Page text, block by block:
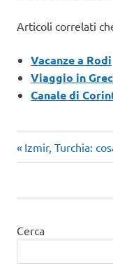
Articoli correlati
Vacanze a Rodi
Viaggio in
Canale di
Articolo
precedente:
Izmir, Turchia:
Cerca